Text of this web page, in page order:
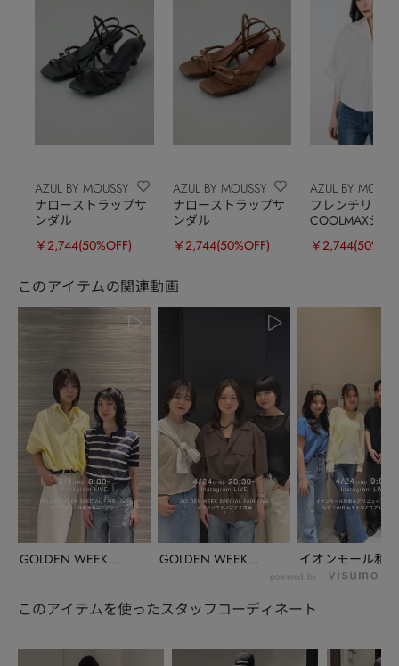
AZUL BY MOUSSY
ナローストラップサ
ンダル
￥2,744(50%OFF)
AZUL BY MOUSSY
ナローストラップサ
ンダル
￥2,744(50%OFF)
AZUL BY
フレンチリネン
COOLMAXショ
￥2,744
このアイテムの関連動画
GOLDEN WEEK
GOLDEN WEEK
イオンモール和
リニューアル情
powered by
このアイテムを使ったスタッフコーディネート